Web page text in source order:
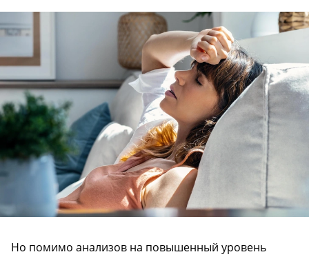
Но помимо анализов на повышенный уровень